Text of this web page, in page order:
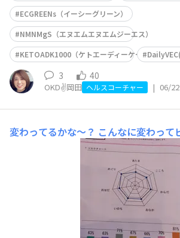
ECGREENs（イーシーグリーン）
NMNMgS（エヌエムエヌエムジーエス）
KETOADK1000（ケトエーディーケー1000）
3 40
OKD✌️岡田 ヘルスコーチャー | 06/22
変わってるかな〜？ こんなに変わって